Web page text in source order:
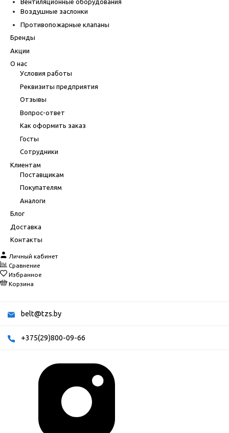
Вентиляционные оборудования
Воздушные заслонки
Противопожарные клапаны
Бренды
Акции
О нас
Условия работы
Реквизиты предприятия
Отзывы
Вопрос-ответ
Как оформить заказ
Госты
Сотрудники
Клиентам
Поставщикам
Покупателям
Аналоги
Блог
Доставка
Контакты
Личный кабинет
Сравнение
Избранное
Корзина
belt@tzs.by
+375(29)800-09-66